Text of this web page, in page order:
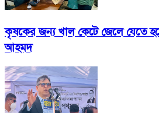
কৃষকের জন্য খাল কেটে জেলে যেতে
আহমদ